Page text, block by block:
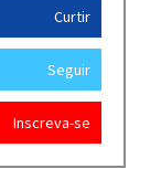
Curtir
Seguir
Inscreva-se